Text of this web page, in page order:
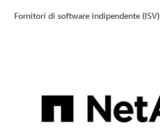
Fornitori di software indipendente (ISV)